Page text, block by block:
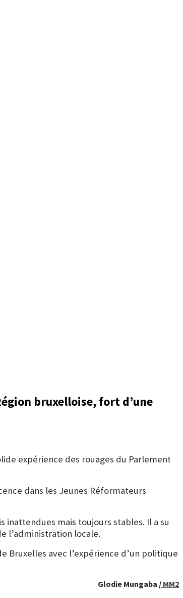
bruxelloise, fort d’une
expérience des rouages du Parlement
dans les Jeunes Réformateurs
inattendues mais toujours stables. Il a su
l’administration locale.
Bruxelles avec l’expérience d’un politique
Glodie Mungaba / MM2